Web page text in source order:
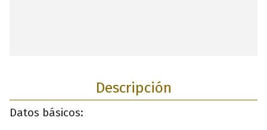
Descripción
Datos básicos: